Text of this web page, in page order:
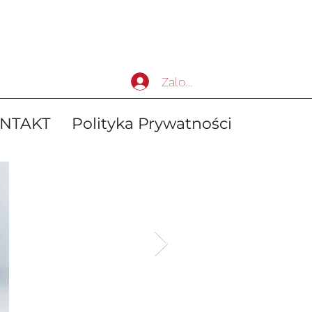
Polityka Prywatności
Zaloguj się